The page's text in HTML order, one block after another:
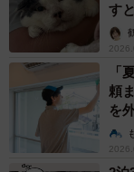
す
「
頼
を
説】